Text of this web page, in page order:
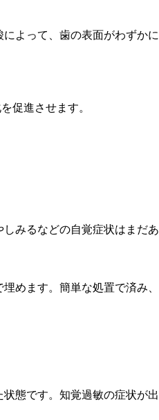
によって、歯の表面がわず
促進させます。
みるなどの自覚症状はまだ
めます。簡単な処置で済み
態です。知覚過敏の症状